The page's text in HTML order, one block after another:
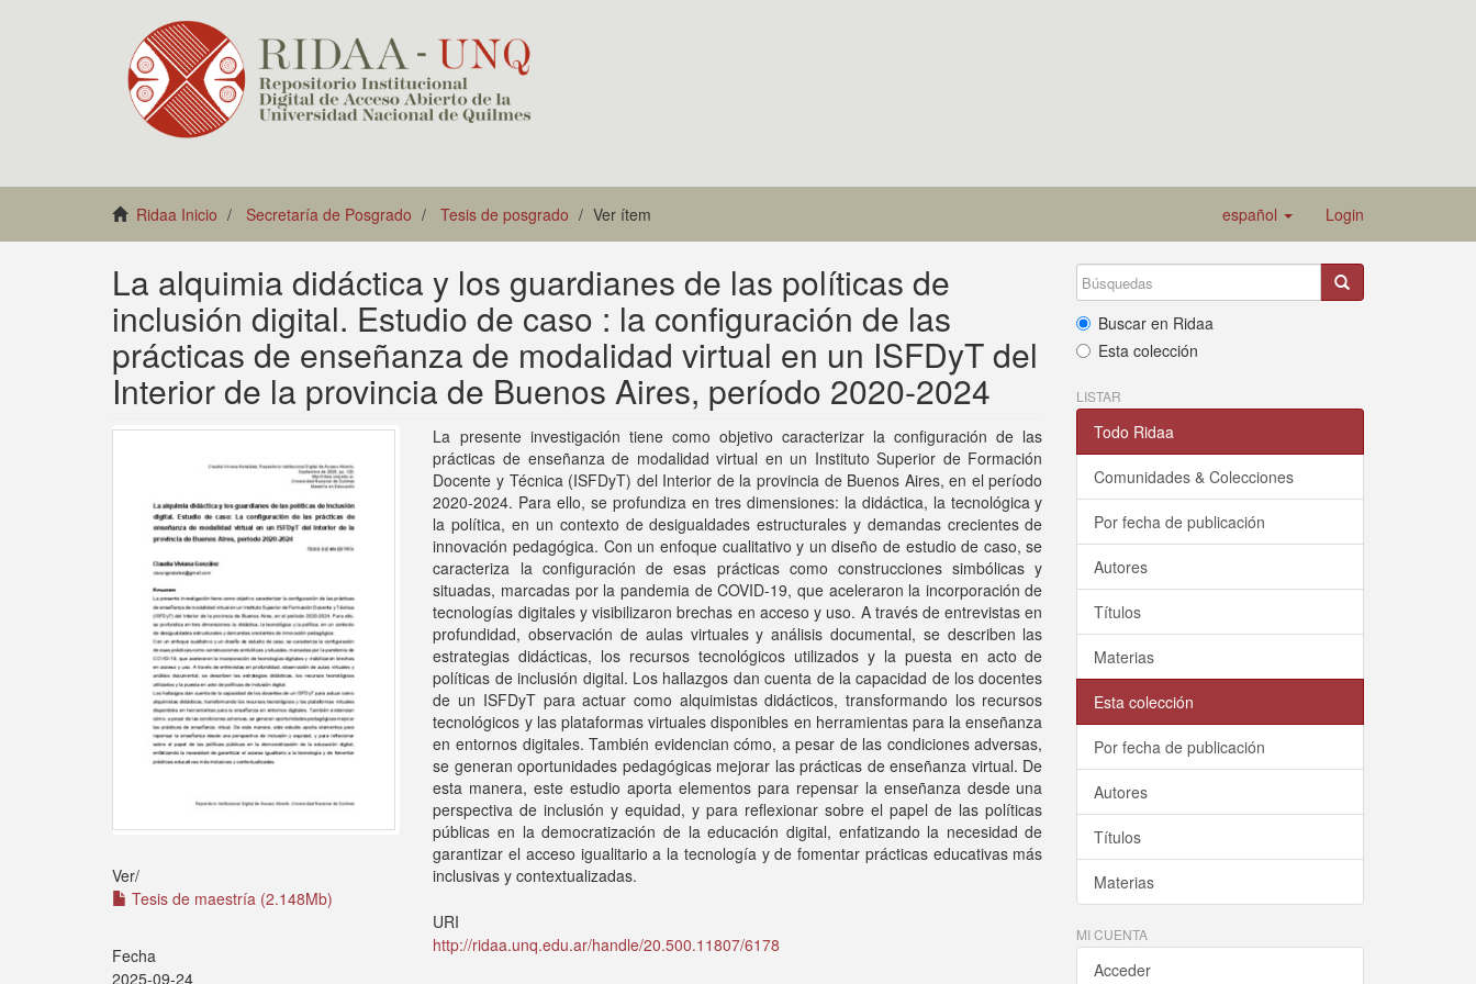
Ridaa Inicio Secretaría de Posgrado Tesis de posgrado Ver ítem español Login
La alquimia didáctica y los guardianes de las políticas de
inclusión digital. Estudio de caso : la configuración de las
prácticas de enseñanza de modalidad virtual en un ISFDyT del
Interior de la provincia de Buenos Aires, período 2020-2024
Ver/
Tesis de maestría (2.148Mb)
Fecha
2025-09-24
La presente investigación tiene como objetivo caracterizar la configuración de las
prácticas de enseñanza de modalidad virtual en un Instituto Superior de Formación
Docente y Técnica (ISFDyT) del Interior de la provincia de Buenos Aires, en el período
2020-2024. Para ello, se profundiza en tres dimensiones: la didáctica, la tecnológica y
la política, en un contexto de desigualdades estructurales y demandas crecientes de
innovación pedagógica. Con un enfoque cualitativo y un diseño de estudio de caso, se
caracteriza la configuración de esas prácticas como construcciones simbólicas y
situadas, marcadas por la pandemia de COVID-19, que aceleraron la incorporación de
tecnologías digitales y visibilizaron brechas en acceso y uso. A través de entrevistas en
profundidad, observación de aulas virtuales y análisis documental, se describen las
estrategias didácticas, los recursos tecnológicos utilizados y la puesta en acto de
políticas de inclusión digital. Los hallazgos dan cuenta de la capacidad de los docentes
de un ISFDyT para actuar como alquimistas didácticos, transformando los recursos
tecnológicos y las plataformas virtuales disponibles en herramientas para la enseñanza
en entornos digitales. También evidencian cómo, a pesar de las condiciones adversas,
se generan oportunidades pedagógicas mejorar las prácticas de enseñanza virtual. De
esta manera, este estudio aporta elementos para repensar la enseñanza desde una
perspectiva de inclusión y equidad, y para reflexionar sobre el papel de las políticas
públicas en la democratización de la educación digital, enfatizando la necesidad de
garantizar el acceso igualitario a la tecnología y de fomentar prácticas educativas más
inclusivas y contextualizadas.
URI
http://ridaa.unq.edu.ar/handle/20.500.11807/6178
Buscar en Ridaa
Esta colección
LISTAR
Todo Ridaa
Comunidades & Colecciones
Por fecha de publicación
Autores
Títulos
Materias
Esta colección
Por fecha de publicación
Autores
Títulos
Materias
MI CUENTA
Acceder